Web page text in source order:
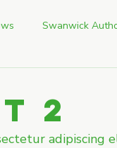
Swanwick
2
adipiscing